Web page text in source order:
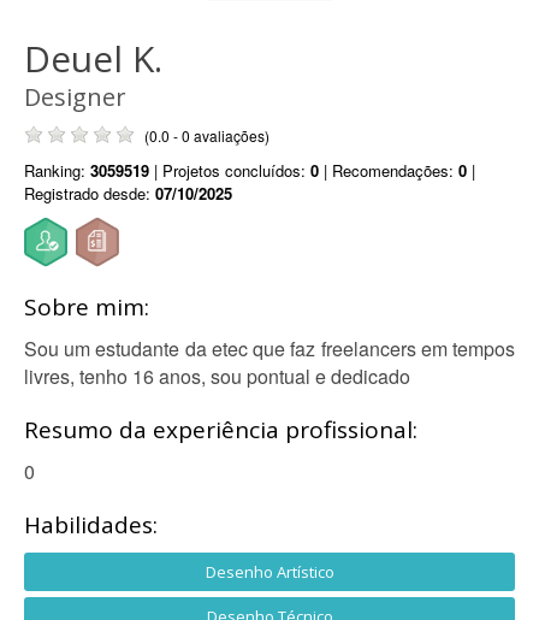
Deuel K.
Designer
(0.0 - 0 avaliações)
Ranking: 3059519 | Projetos concluídos: 0 | Recomendações: 0 |
Registrado desde: 07/10/2025
Sobre mim:
Sou um estudante da etec que faz freelancers em tempos
livres, tenho 16 anos, sou pontual e dedicado
Resumo da experiência profissional:
0
Habilidades:
Desenho Artístico